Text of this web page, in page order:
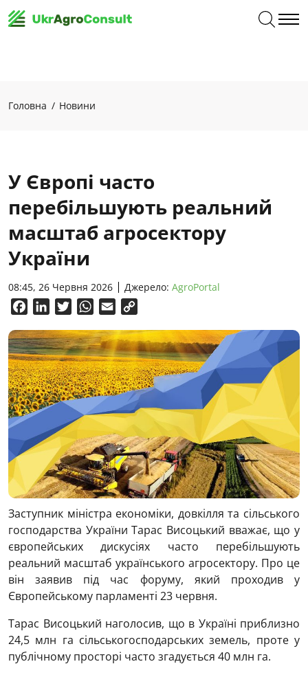
Головна Новини
У Європі часто
перебільшують реальний
масштаб агросектору
України
08:45, 26 Червня 2026 Джерело: AgroPortal
FacebookLinkedInTwitterWhatsApp
Email
Заступник міністра економіки, довкілля та сільського
господарства України Тарас Висоцький вважає, що у
європейських дискусіях часто перебільшують
реальний масштаб українського агросектору. Про це
він заявив під час форуму, який проходив у
Європейському парламенті 23 червня.
Тарас Висоцький наголосив, що в Україні приблизно
24,5 млн га сільськогосподарських земель, проте у
публічному просторі часто згадується 40 млн га.